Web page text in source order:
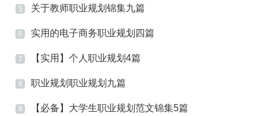
5 关于教师职业规划锦集九篇
6 实用的电子商务职业规划四篇
7 【实用】个人职业规划4篇
8 职业规划职业规划九篇
9 【必备】大学生职业规划范文锦集5篇